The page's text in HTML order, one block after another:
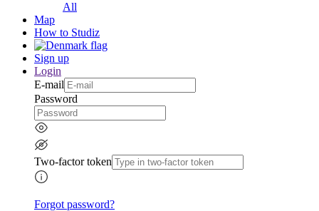
All
Map
How to Studiz
Sign up
Login
E-mail
Password
Two-factor token
Forgot password?